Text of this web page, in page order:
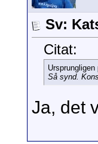
Sv:
Citat:
Så synd.
Ja, det